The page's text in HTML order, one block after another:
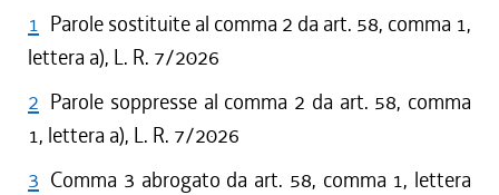
1 Parole sostituite al comma 2 da art. 58, comma 1,
lettera a), L. R. 7/2026
2 Parole soppresse al comma 2 da art. 58, comma
1, lettera a), L. R. 7/2026
3 Comma 3 abrogato da art. 58, comma 1, lettera